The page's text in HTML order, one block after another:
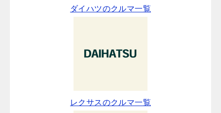
ダイハツのクルマ一覧
レクサスのクルマ一覧